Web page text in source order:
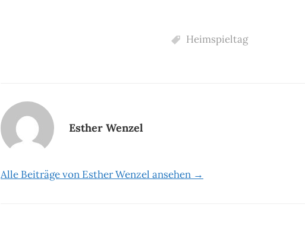
Heimspieltag
Esther Wenzel
Alle Beiträge von Esther Wenzel ansehen →